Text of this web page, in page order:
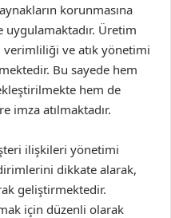
korunmasına
Üretim
ve atık yönetimi
Bu sayede hem
hem de
imza atılmaktadır.
ilişkileri yönetimi
dikkate alarak,
geliştirmektedir.
için düzenli olarak